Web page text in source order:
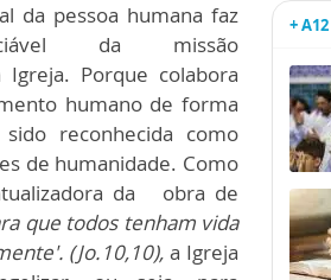
da pessoa humana faz
da missão
Igreja. Porque colabora
humano de forma
reconhecida como
de humanidade. Como
da obra de
que todos tenham vida
(Jo.10,10), a Igreja
+ A12